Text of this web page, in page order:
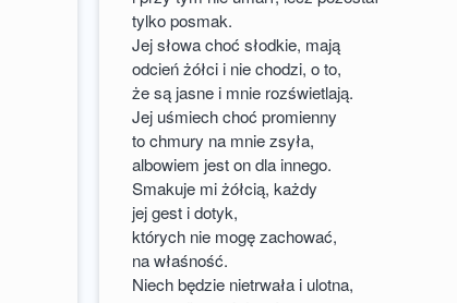
tylko posmak.
Jej słowa choć słodkie, mają
odcień żółci i nie chodzi, o to,
że są jasne i mnie rozświetlają.
Jej uśmiech choć promienny
to chmury na mnie zsyła,
albowiem jest on dla innego.
Smakuje mi żółcią, każdy
jej gest i dotyk,
których nie mogę zachować,
na właśność.
Niech będzie nietrwała i ulotna,